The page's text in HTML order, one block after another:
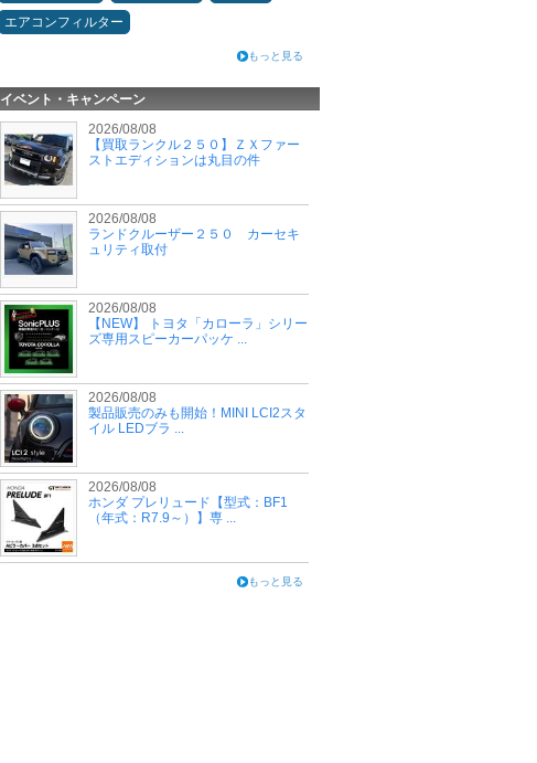
エアコンフィルター
もっと見る
イベント・キャンペーン
2026/08/08
【買取ランクル２５０】ＺＸファー
ストエディションは丸目の件
2026/08/08
ランドクルーザー２５０ カーセキ
ュリティ取付
2026/08/08
【NEW】 トヨタ「カローラ」シリー
ズ専用スピーカーパッケ ...
2026/08/08
製品販売のみも開始！MINI LCI2スタ
イル LEDブラ ...
2026/08/08
ホンダ プレリュード【型式：BF1
（年式：R7.9～）】専 ...
もっと見る